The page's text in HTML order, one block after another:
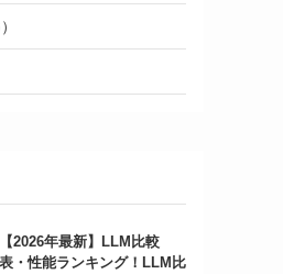
【2026年最新】LLM比較
表・性能ランキング！LLM比